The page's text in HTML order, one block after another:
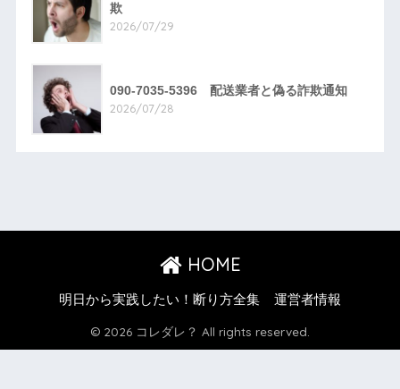
欺
2026/07/29
090-7035-5396 配送業者と偽る詐欺通知
2026/07/28
HOME
明日から実践したい！断り方全集 運営者情報
© 2026 コレダレ？ All rights reserved.